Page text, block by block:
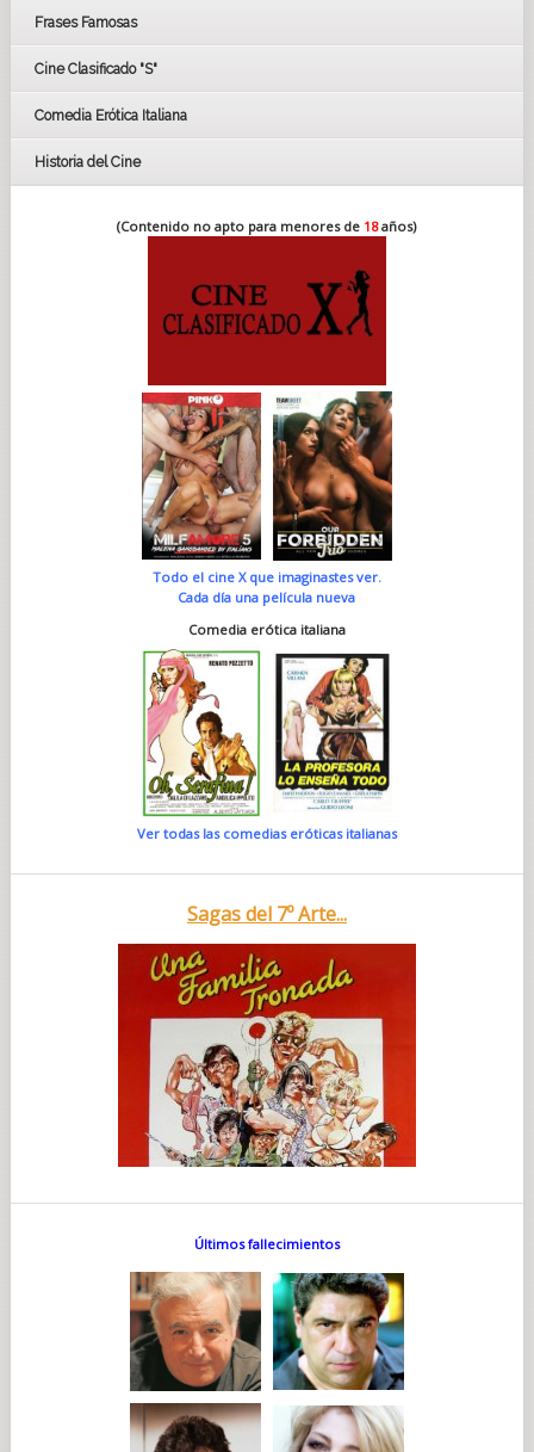
Frases Famosas
Cine Clasificado "S"
Comedia Erótica Italiana
Historia del Cine
(Contenido no apto para menores de 18años)
Todo el cine X que imaginastes ver.
Cada día una película nueva
Comedia erótica italiana
Ver todas las comedias eróticas italianas
Sagas del 7º Arte...
Últimos fallecimientos